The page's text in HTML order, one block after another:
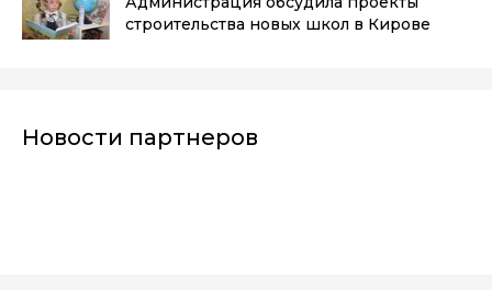
строительства новых школ в Кирове
Новости партнеров